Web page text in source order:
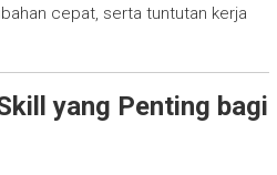
cepat, serta tuntutan kerja
yang Penting bagi